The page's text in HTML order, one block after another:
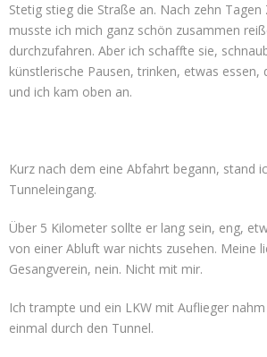
Stetig stieg die Straße an. Nach zehn Tagen
musste ich mich ganz schön zusammen
durchzufahren. Aber ich schaffte sie,
künstlerische Pausen, trinken, etwas essen,
und ich kam oben an.
Kurz nach dem eine Abfahrt begann, stand
Tunneleingang.
Über 5 Kilometer sollte er lang sein, eng,
von einer Abluft war nichts zusehen. Meine
Gesangverein, nein. Nicht mit mir.
Ich trampte und ein LKW mit Auflieger
einmal durch den Tunnel.